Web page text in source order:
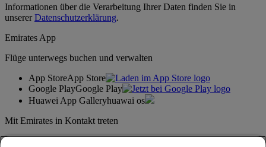
Informationen über die Verarbeitung Ihrer Daten finden Sie in
unsererDatenschutzerklärung.
Emirates App
Flüge unterwegs buchen und verwalten
App StoreApp Store
Google PlayGoogle Play
Huawei App Galleryhuawai os
Mit Emirates in Kontakt treten